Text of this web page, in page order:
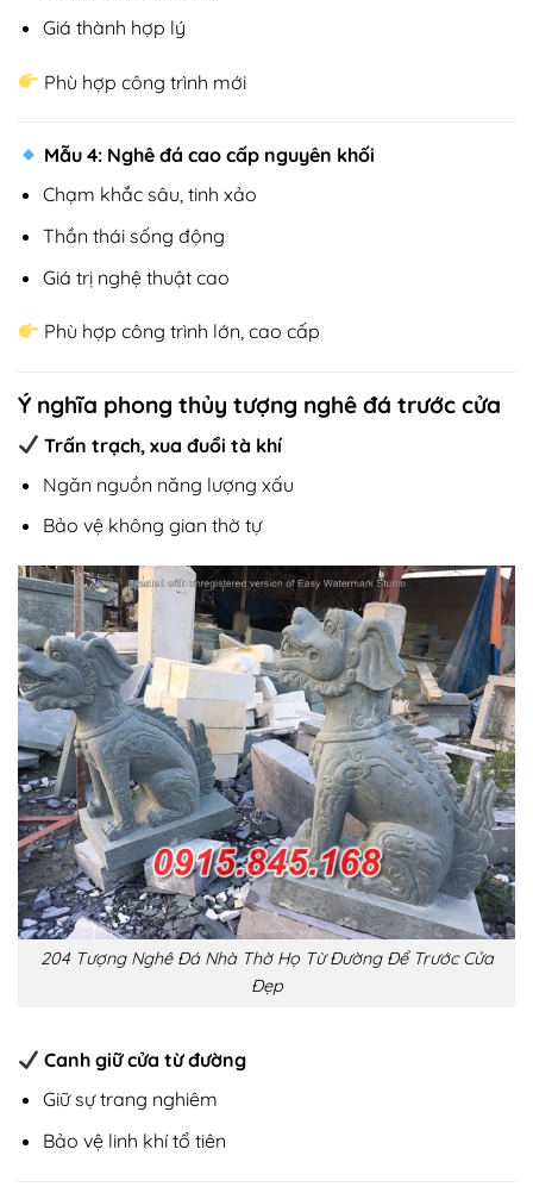
Giá thành hợp lý
Phù hợp công trình mới
Mẫu 4: Nghê đá cao cấp nguyên khối
Chạm khắc sâu, tinh xảo
Thần thái sống động
Giá trị nghệ thuật cao
Phù hợp công trình lớn, cao cấp
Ý nghĩa phong thủy tượng nghê đá trước cửa
Trấn trạch, xua đuổi tà khí
Ngăn nguồn năng lượng xấu
Bảo vệ không gian thờ tự
204 Tượng Nghê Đá Nhà Thờ Họ Từ Đường Để Trước Cửa
Đẹp
Canh giữ cửa từ đường
Giữ sự trang nghiêm
Bảo vệ linh khí tổ tiên